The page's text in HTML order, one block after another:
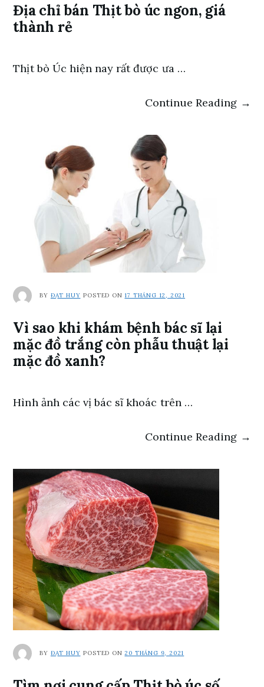
Địa chỉ bán Thịt bò úc ngon, giá
thành rẻ
Thịt bò Úc hiện nay rất được ưa …
Continue Reading →
BY ĐẠT HUY POSTED ON17 THÁNG 12, 2021
Vì sao khi khám bệnh bác sĩ lại
mặc đồ trắng còn phẫu thuật lại
mặc đồ xanh?
Hình ảnh các vị bác sĩ khoác trên …
Continue Reading →
BY ĐẠT HUY POSTED ON20 THÁNG 9, 2021